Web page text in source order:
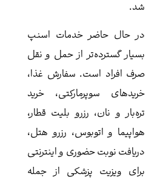
خدمات اسنپ
از حمل و نقل
سفارش غذا،
خرید
بلیت قطار،
رزرو هتل،
و اینترنتی
از جمله